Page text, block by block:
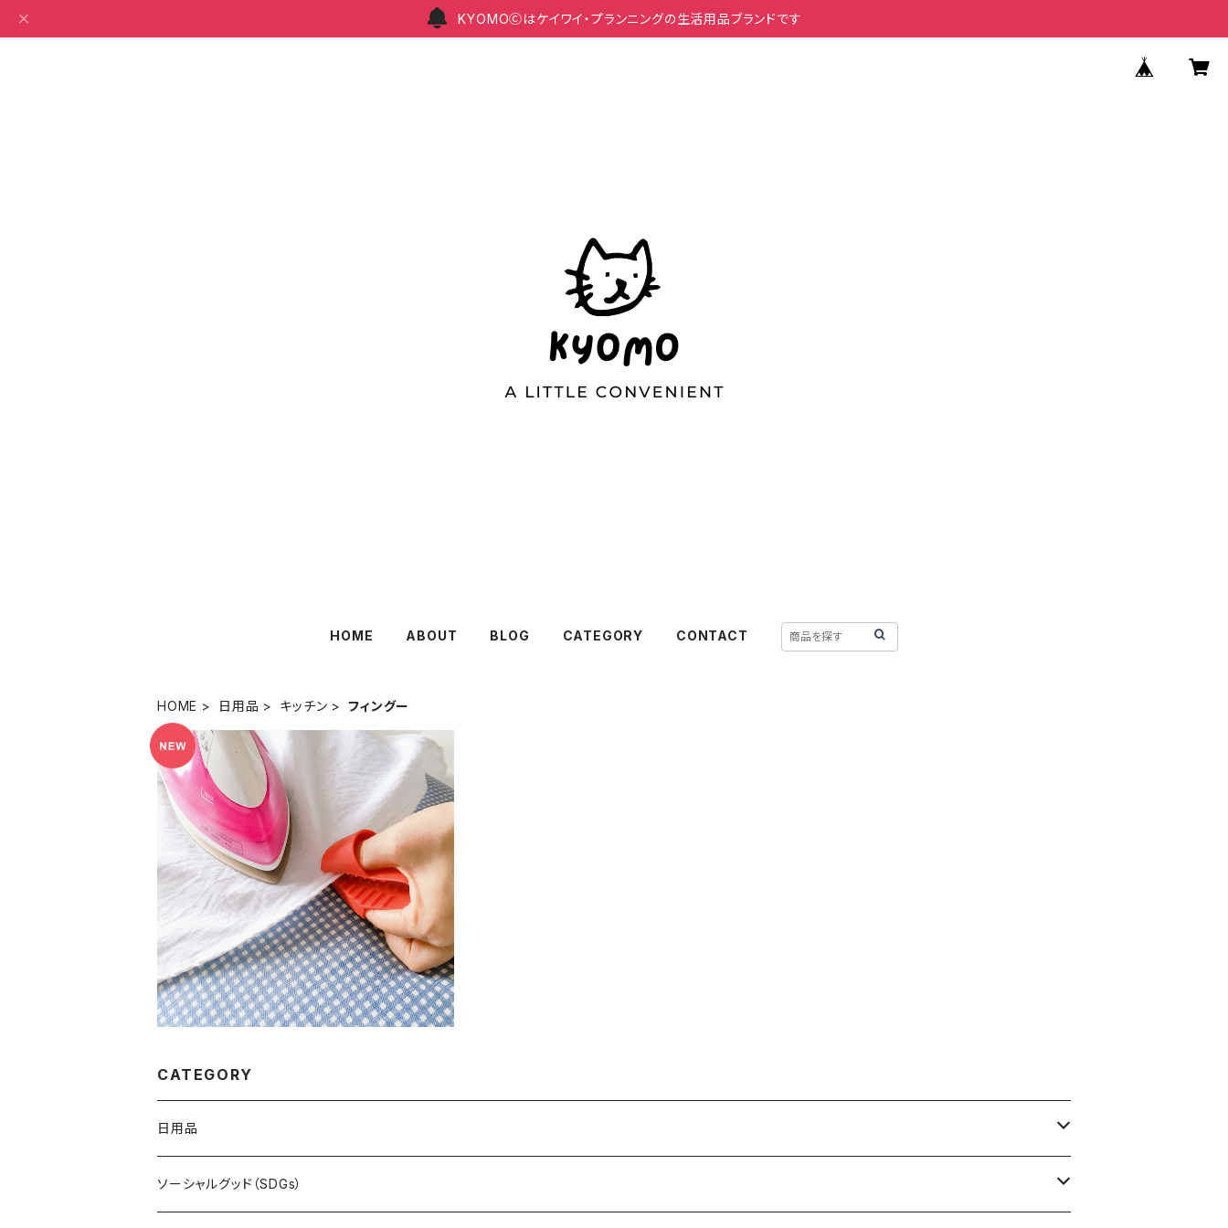
KYOMOⒸはケイワイ・プランニングの生活用品ブランドです
HOME ABOUT BLOG CATEGORY CONTACT
HOME 日用品 キッチン フィングー
使い方はあなた次第 ▶日本テレビnews e
very.で紹介 『FINGOO フィングー２個セッ
ト』
¥1,300
CATEGORY
日用品
キッチン
ソーシャルグッド（SDGs）